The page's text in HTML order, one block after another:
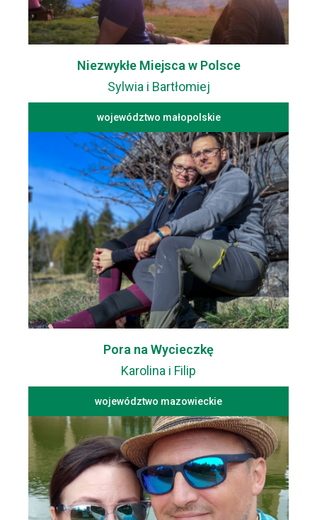
Niezwykłe Miejsca w Polsce
Sylwia i Bartłomiej
województwo małopolskie
Pora na Wycieczkę
Karolina i Filip
województwo mazowieckie